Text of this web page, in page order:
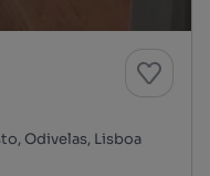
Odivelas, Lisboa